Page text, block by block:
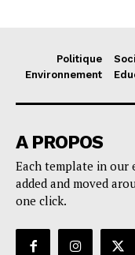
Politique
Environnement
A PROPOS
Each template in our
added and moved
one click.